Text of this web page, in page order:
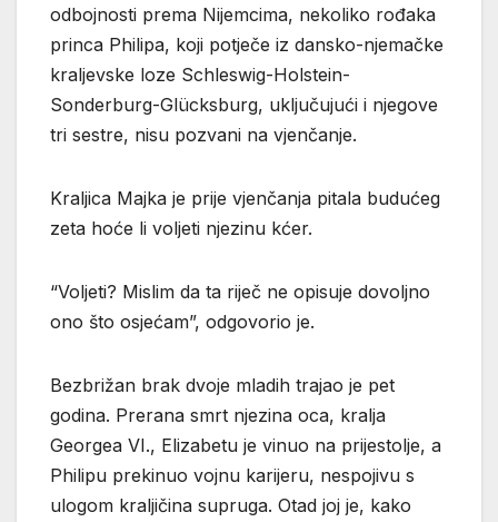
odbojnosti prema Nijemcima, nekoliko rođaka
princa Philipa, koji potječe iz dansko-njemačke
kraljevske loze Schleswig-Holstein-
Sonderburg-Glücksburg, uključujući i njegove
tri sestre, nisu pozvani na vjenčanje.
Kraljica Majka je prije vjenčanja pitala budućeg
zeta hoće li voljeti njezinu kćer.
“Voljeti? Mislim da ta riječ ne opisuje dovoljno
ono što osjećam”, odgovorio je.
Bezbrižan brak dvoje mladih trajao je pet
godina. Prerana smrt njezina oca, kralja
Georgea VI., Elizabetu je vinuo na prijestolje, a
Philipu prekinuo vojnu karijeru, nespojivu s
ulogom kraljičina supruga. Otad joj je, kako